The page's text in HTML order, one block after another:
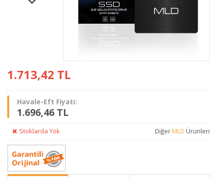
1.713,42 TL
Havale-Eft Fiyatı:
1.696,46 TL
Stoklarda Yok DiğerMLD Ürünleri